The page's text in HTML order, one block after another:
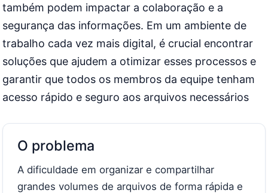
também podem impactar a colaboração e a
segurança das informações. Em um ambiente de
trabalho cada vez mais digital, é crucial encontrar
soluções que ajudem a otimizar esses processos e
garantir que todos os membros da equipe tenham
acesso rápido e seguro aos arquivos necessários
O problema
A dificuldade em organizar e compartilhar
grandes volumes de arquivos de forma rápida e